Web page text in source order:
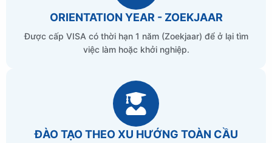
ORIENTATION YEAR - ZOEKJAAR
Được cấp VISA có thời hạn 1 năm (Zoekjaar) để ở lại tìm
việc làm hoặc khởi nghiệp.
ĐÀO TẠO THEO XU HƯỚNG TOÀN CẦU